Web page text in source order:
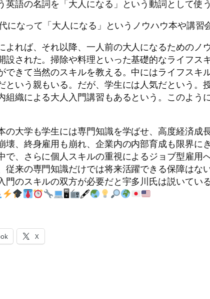
英語の名詞を「大人になる」という動詞として使
になって「大人になる」というノウハウ本や講習
よれば、それ以降、一人前の大人になるためのノ
設された。掃除や料理といった基礎的なライフス
できて当然のスキルを教える。中にはライフスキ
という親もいる。だが、学生には人気だという。
組織による大人入門講習もあるという。このよう
の大学も学生には専門知識を学ばせ、高度経済成
壊、終身雇用も崩れ、企業内の内部育成も限界に
で、さらに個人スキルの重視によるジョブ型雇用
従来の専門知識だけでは将来活躍できる保障はな
門のスキルの双方が必要だと宇多川氏は説いている
🖥
🖋
X